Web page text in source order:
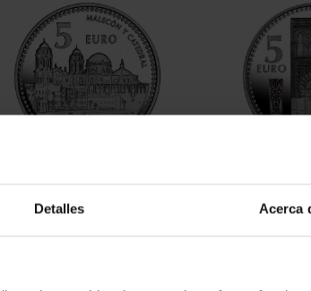
Detalles Acerca
73,00 €